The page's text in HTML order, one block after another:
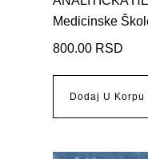
Medicinske
800.00 RSD
Dodaj U Korpu